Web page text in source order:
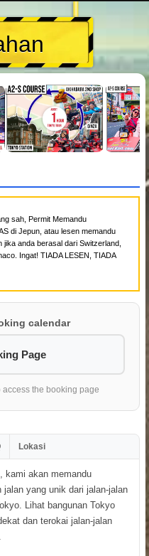
sah, Permit Memandu
di Jepun, atau lesen memandu
anda berasal dari Switzerland,
Ingat! TIADA LESEN, TIADA
calendar
Page
the booking page
Lokasi
kami akan memandu
yang unik dari jalan-jalan
Lihat bangunan Tokyo
dan terokai jalan-jalan